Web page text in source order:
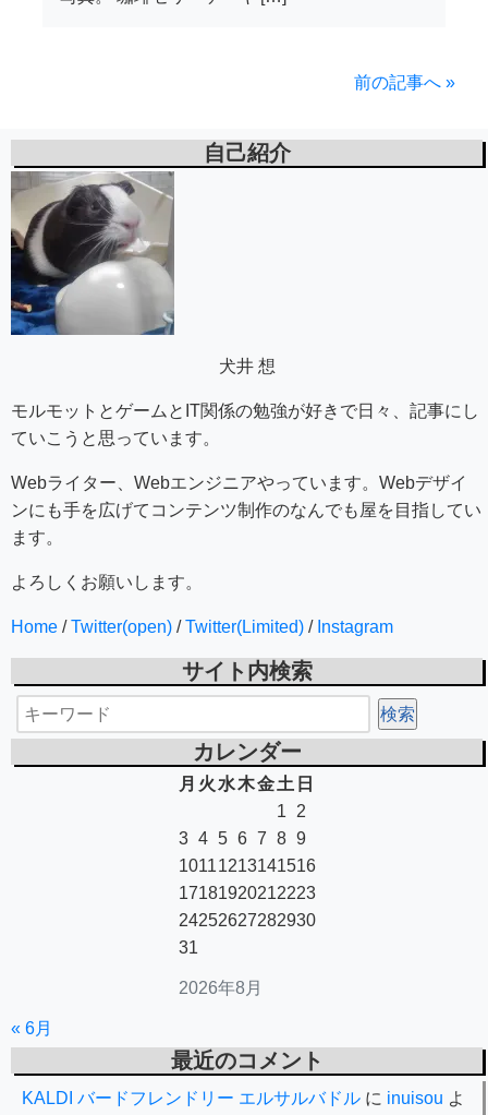
前の記事へ »
自己紹介
犬井 想
モルモットとゲームとIT関係の勉強が好きで日々、記事にし
ていこうと思っています。
Webライター、Webエンジニアやっています。Webデザイ
ンにも手を広げてコンテンツ制作のなんでも屋を目指してい
ます。
よろしくお願いします。
Home /Twitter(open) /Twitter(Limited) / Instagram
サイト内検索
カレンダー
2026年8月
月 火 水木金 土 日
1
2
3 4 5 6 7 8 9
10111213141516
17181920212223
24252627282930
31
« 6月
最近のコメント
KALDI バードフレンドリー エルサルバドル に inuisou よ